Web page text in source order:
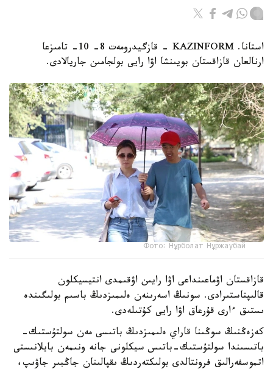
استانا. KAZINFORM - قازگيدرومەت 8- 10- تامىزعا
ارنالعان قازاقستان بويىنشا اۋا رايى بولجامىن جاريالادى.
Фото: Нұрболат Нұржаубай
قازاقستان اۋماعىنداعى اۋا رايىن اۋقىمدى انتيسيكلون
قالىپتاستىرادى. سونىڭ اسەرىنەن ەلىمىزدىڭ باسىم بولىگىندە
ىستىق ءارى قۇرعاق اۋا رايى كۇتىلەدى.
كەزەڭنىڭ سوڭىنا قاراي ەلىمىزدىڭ باتىسى مەن سولتۇستىك-
باتىسىندا سولتۇستىك-باتىس سيكلونى جانە ونىمەن بايلانىستى
اتموسفەرالىق فرونتالدى بولىكتەردىڭ ىقپالىنان جاڭبىر جاۋىپ،